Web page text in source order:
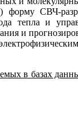
СВЧ-
тепла и
и
в базах